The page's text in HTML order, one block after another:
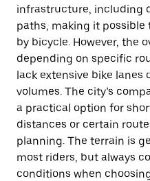
infrastructure, including
paths, making it
by bicycle. However, the
depending on specific
lack extensive bike
volumes. The city’s
a practical option for
distances or certain
planning. The terrain is
most riders, but always
conditions when